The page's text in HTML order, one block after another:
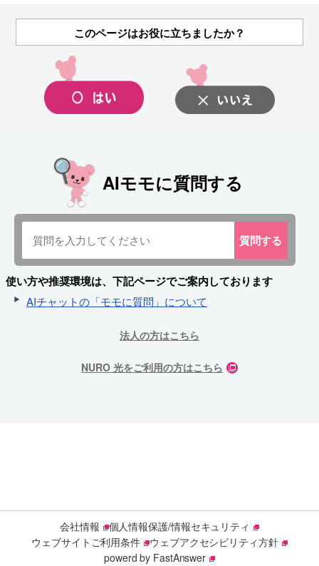
このページはお役に立ちましたか？
AIモモに質問する
質問する
使い方や推奨環境は、下記ページでご案内しております
AIチャットの「モモに質問」について
法人の方はこちら
NURO 光をご利用の方はこちら
会社情報
個人情報保護/情報セキュリティ
ウェブサイトご利用条件
ウェブアクセシビリティ方針
powerd by FastAnswer